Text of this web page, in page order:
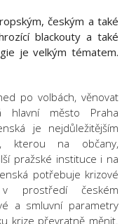
českým a také
blackouty a také
je velkým tématem.
po volbách, věnovat
hlavní město Praha
je nejdůležitějším
kterou na občany,
pražské instituce i na
potřebuje krizové
prostředí českém
a smluvní parametry
krize převratně měnit.